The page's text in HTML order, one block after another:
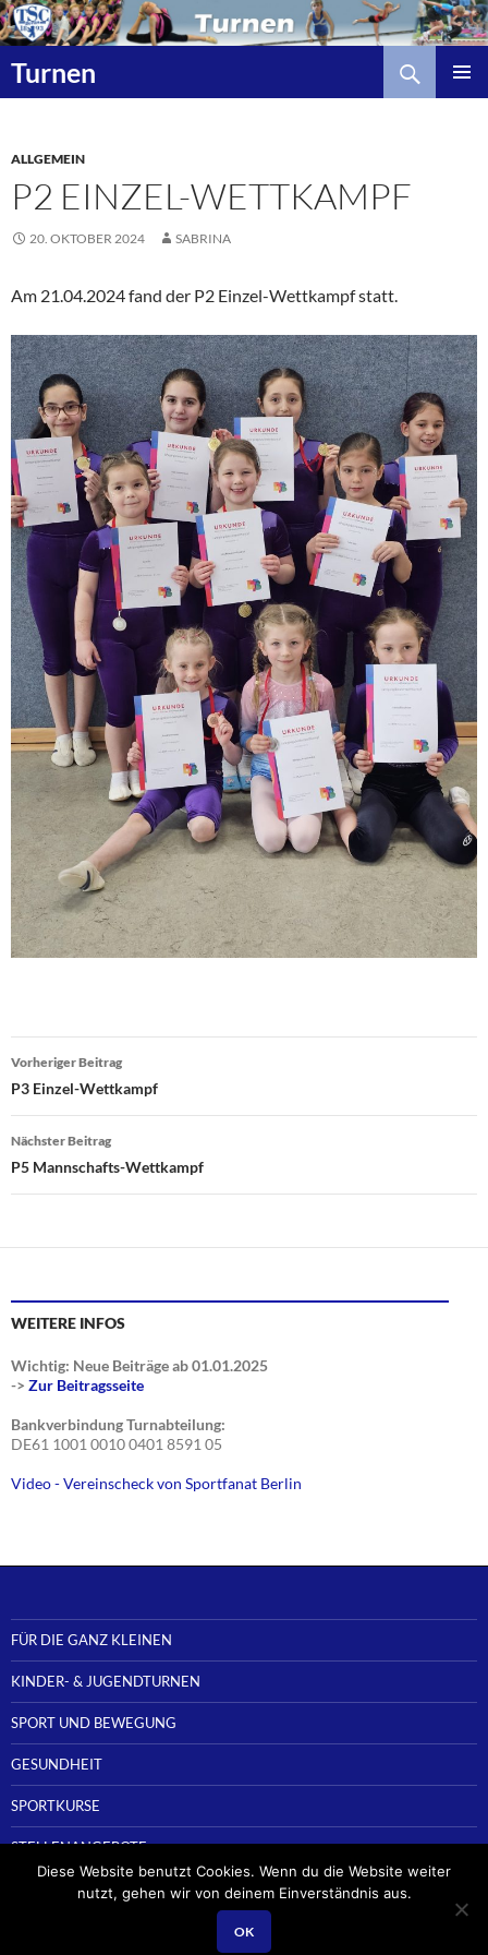
Zum
Inhalt
springen
Turnen
ALLGEMEIN
P2 EINZEL-WETTKAMPF
20. OKTOBER 2024 SABRINA
Am 21.04.2024 fand der P2 Einzel-Wettkampf statt.
Beitragsnavigation
Vorheriger Beitrag
P3 Einzel-Wettkampf
Nächster Beitrag
P5 Mannschafts-Wettkampf
WEITERE INFOS
Wichtig: Neue Beiträge ab 01.01.2025
-> Zur Beitragsseite
Bankverbindung Turnabteilung:
DE61 1001 0010 0401 8591 05
Video - Vereinscheck von Sportfanat Berlin
FÜR DIE GANZ KLEINEN
KINDER- & JUGENDTURNEN
SPORT UND BEWEGUNG
GESUNDHEIT
SPORTKURSE
STELLENANGEBOTE
Diese Website benutzt Cookies. Wenn du die Website weiter
nutzt, gehen wir von deinem Einverständnis aus.
OK